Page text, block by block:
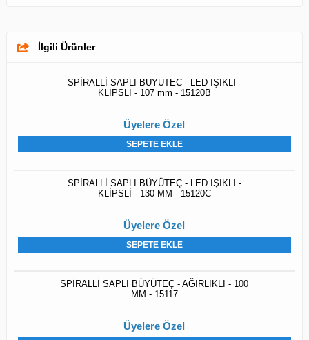
İlgili Ürünler
SPİRALLİ SAPLI BUYUTEC - LED IŞIKLI -
KLİPSLİ - 107 mm - 15120B
Üyelere Özel
SEPETE EKLE
SPİRALLİ SAPLI BÜYÜTEÇ - LED IŞIKLI -
KLİPSLİ - 130 MM - 15120C
Üyelere Özel
SEPETE EKLE
SPİRALLİ SAPLI BÜYÜTEÇ - AĞIRLIKLI - 100
MM - 15117
Üyelere Özel